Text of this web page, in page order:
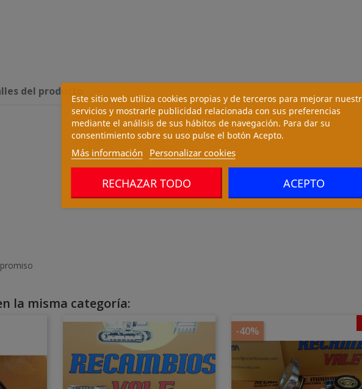
del producto
la misma categoría:
-40%
Este sitio web utiliza cookies propias y de terceros para mejorar
servicios y mostrarle publicidad relacionada con sus preferencias
mediante el análisis de sus hábitos de navegación. Para dar su
consentimiento sobre su uso pulse el botón Acepto.
Más información Personalizar cookies
RECHAZAR TODO ACEPTO